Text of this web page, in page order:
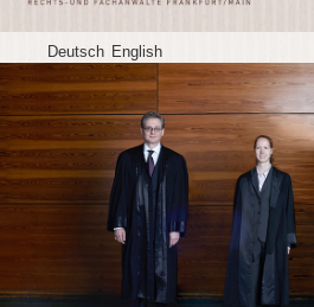
Deutsch English